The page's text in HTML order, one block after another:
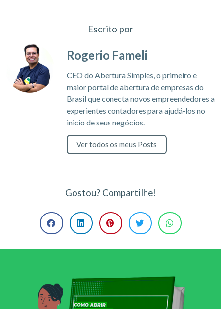
Escrito por
Rogerio Fameli
CEO do Abertura Simples, o primeiro e
maior portal de abertura de empresas do
Brasil que conecta novos empreendedores a
experientes contadores para ajudá-los no
inicio de seus negócios.
Ver todos os meus Posts
Gostou? Compartilhe!